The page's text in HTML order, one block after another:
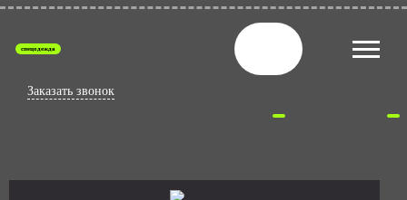
спецодежда
Заказать звонок